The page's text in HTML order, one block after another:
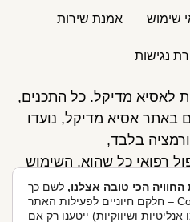
שימוש אמנת שירות
נגישות
לאסיא מדיקל. כל התכנים,
באתר אסיא מדיקל, נועדו
בלבד,
רפואי כל שהוא. השימוש
ואינו מחליף את אחריות
ע"י רופא.
הכי טובה אצלנו, לשם כך
אנחנו משתמשים בקובצי Cookie – חלקם חיוניים לפעילות האתר
ושיווקיות) ייטענו רק אם